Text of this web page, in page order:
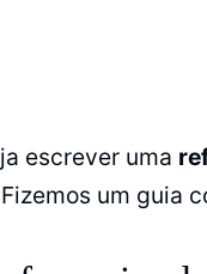
escrever uma
um guia